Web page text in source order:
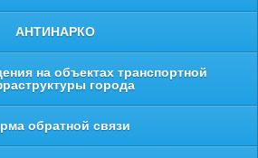
АНТИНАРКО
на объектах транспортной
города
обратной связи